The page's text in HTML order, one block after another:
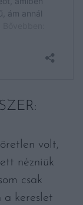
volt,
nézniük
csak
a kereslet